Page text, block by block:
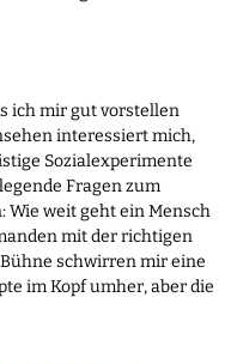
ich mir gut vorstellen
interessiert mich,
Sozialexperimente
Fragen zum
Wie weit geht ein Mensch
mit der richtigen
schwirren mir eine
im Kopf umher, aber die